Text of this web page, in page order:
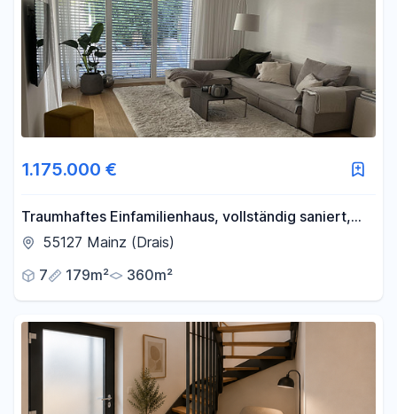
1.175.000 €
Traumhaftes Einfamilienhaus, vollständig saniert,
Mainz-Drais
55127 Mainz (Drais)
7
179m² 360m²